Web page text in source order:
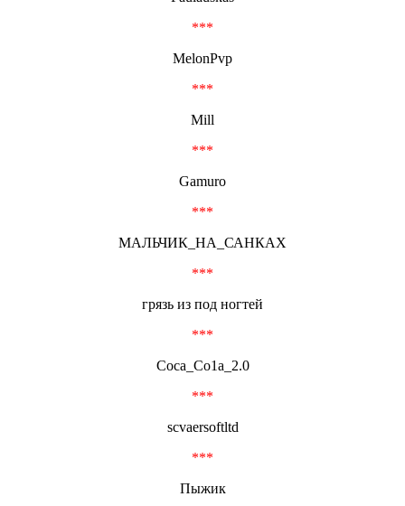
***
MelonPvp
***
Mill
***
Gamuro
***
МАЛЬЧИК_НА_САНКАХ
***
грязь из под ногтей
***
Соса_Со1а_2.0
***
scvaersoftltd
***
Пыжик